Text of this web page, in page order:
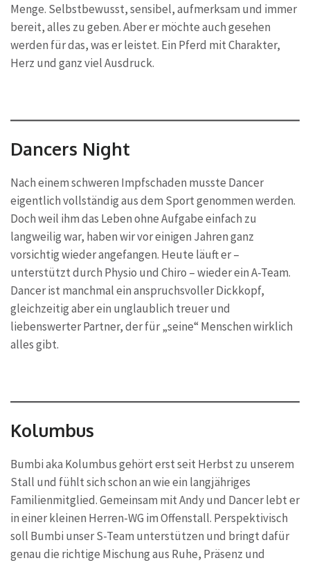
Menge. Selbstbewusst, sensibel, aufmerksam und immer
bereit, alles zu geben. Aber er möchte auch gesehen
werden für das, was er leistet. Ein Pferd mit Charakter,
Herz und ganz viel Ausdruck.
Dancers Night
Nach einem schweren Impfschaden musste Dancer
eigentlich vollständig aus dem Sport genommen werden.
Doch weil ihm das Leben ohne Aufgabe einfach zu
langweilig war, haben wir vor einigen Jahren ganz
vorsichtig wieder angefangen. Heute läuft er –
unterstützt durch Physio und Chiro – wieder ein A-Team.
Dancer ist manchmal ein anspruchsvoller Dickkopf,
gleichzeitig aber ein unglaublich treuer und
liebenswerter Partner, der für „seine“ Menschen wirklich
alles gibt.
Kolumbus
Bumbi aka Kolumbus gehört erst seit Herbst zu unserem
Stall und fühlt sich schon an wie ein langjähriges
Familienmitglied. Gemeinsam mit Andy und Dancer lebt er
in einer kleinen Herren-WG im Offenstall. Perspektivisch
soll Bumbi unser S-Team unterstützen und bringt dafür
genau die richtige Mischung aus Ruhe, Präsenz und